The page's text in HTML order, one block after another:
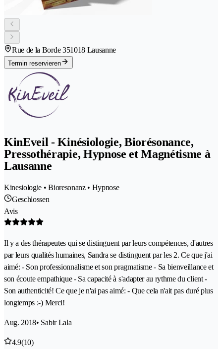
Rue de la Borde 351018 Lausanne
Termin reservieren
KinEveil - Kinésiologie, Biorésonance,
Pressothérapie, Hypnose et Magnétisme à
Lausanne
Kinesiologie • Bioresonanz • Hypnose
Geschlossen
Avis
Il y a des thérapeutes qui se distinguent par leurs compétences, d'autres
par leurs qualités humaines, Sandra se distinguent par les 2. Ce que j'ai
aimé: - Son professionnalisme et son pragmatisme - Sa bienveillance et
son écoute empathique - Sa capacité à s'adapter au rythme du client -
Son authenticité! Ce que je n'ai pas aimé: - Que cela n'ait pas duré plus
longtemps :-) Merci!
Aug. 2018• Sabir Lala
4.9(10)